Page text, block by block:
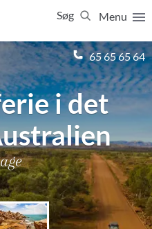
Menu
Søg
65 65 65 64
i det
Luk
Alle
Ferierejser
Studierejser